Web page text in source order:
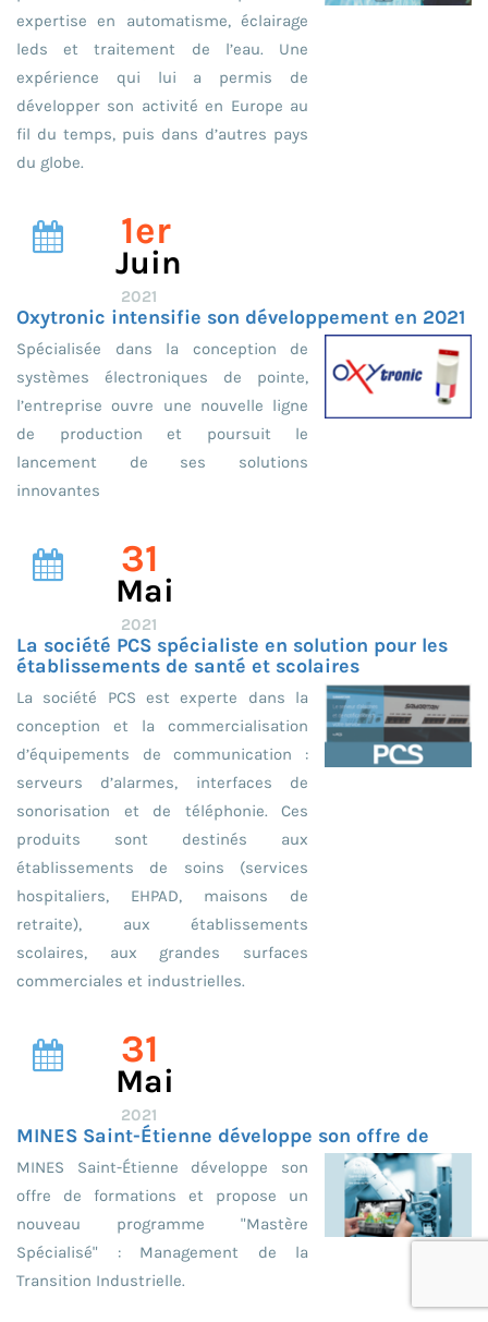
expertise en automatisme, éclairage
leds et traitement de l’eau. Une
expérience qui lui a permis de
développer son activité en Europe au
fil du temps, puis dans d’autres pays
du globe.
1er
Juin
2021
Oxytronic intensifie son développement en 2021
Spécialisée dans la conception de
systèmes électroniques de pointe,
l’entreprise ouvre une nouvelle ligne
de production et poursuit le
lancement de ses solutions
innovantes
31
Mai
2021
La société PCS spécialiste en solution pour les
établissements de santé et scolaires
La société PCS est experte dans la
conception et la commercialisation
d’équipements de communication :
serveurs d’alarmes, interfaces de
sonorisation et de téléphonie. Ces
produits sont destinés aux
établissements de soins (services
hospitaliers, EHPAD, maisons de
retraite), aux établissements
scolaires, aux grandes surfaces
commerciales et industrielles.
31
Mai
2021
MINES Saint-Étienne développe son offre de
MINES Saint-Étienne développe son
offre de formations et propose un
nouveau programme "Mastère
Spécialisé" : Management de la
Transition Industrielle.